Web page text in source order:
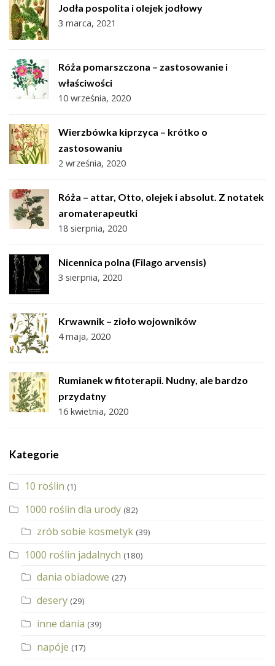
Jodła pospolita i olejek jodłowy
3 marca, 2021
Róża pomarszczona – zastosowanie i
właściwości
10 września, 2020
Wierzbówka kiprzyca – krótko o
zastosowaniu
2 września, 2020
Róża – attar, Otto, olejek i absolut. Z notatek
aromaterapeutki
18 sierpnia, 2020
Nicennica polna (Filago arvensis)
3 sierpnia, 2020
Krwawnik – zioło wojowników
4 maja, 2020
Rumianek w fitoterapii. Nudny, ale bardzo
przydatny
16 kwietnia, 2020
Kategorie
10 roślin (1)
1000 roślin dla urody (82)
zrób sobie kosmetyk (39)
1000 roślin jadalnych (180)
dania obiadowe (27)
desery (29)
inne dania (39)
napóje (17)